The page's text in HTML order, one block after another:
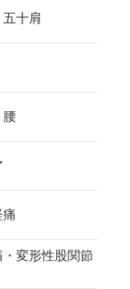
五十肩
腰
痛
・変形性股関節